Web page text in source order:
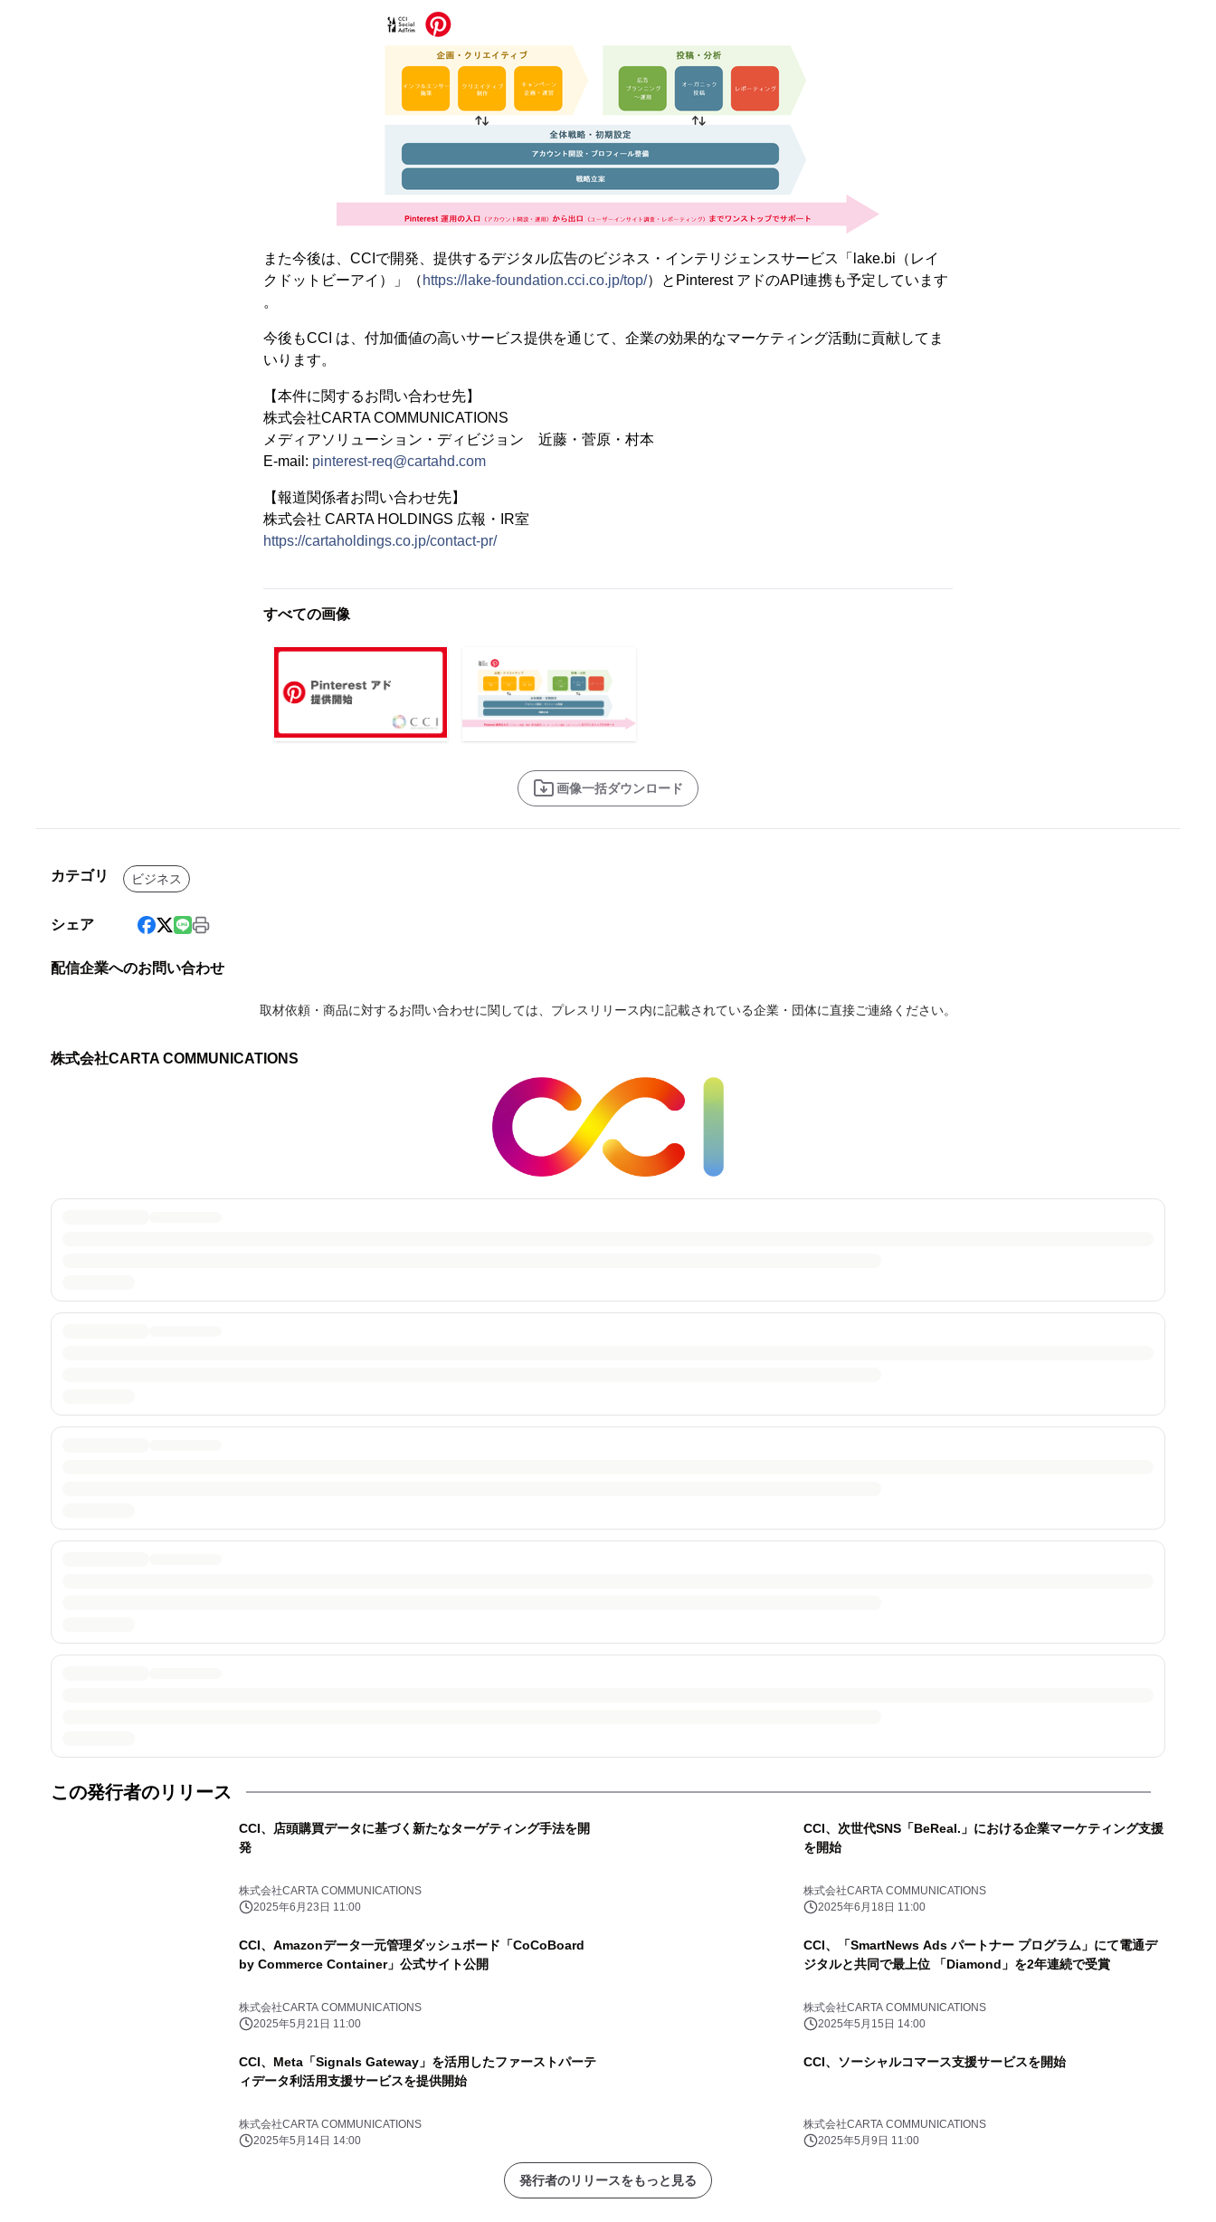
また今後は、CCIで開発、提供するデジタル広告のビジネス・インテリジェンスサービス「lake.bi（レイ
クドットビーアイ）」（ https://lake-foundation.cci.co.jp/top/）とPinterest アドのAPI連携も予定しています
。
今後もCCI は、付加価値の高いサービス提供を通じて、企業の効果的なマーケティング活動に貢献してま
いります。
【本件に関するお問い合わせ先】
株式会社CARTA COMMUNICATIONS
メディアソリューション・ディビジョン 近藤・菅原・村本
E-mail: pinterest-req@cartahd.com
【報道関係者お問い合わせ先】
株式会社 CARTA HOLDINGS 広報・IR室
https://cartaholdings.co.jp/contact-pr/
すべての画像
画像一括ダウンロード
カテゴリ ビジネス
シェア
配信企業へのお問い合わせ
取材依頼・商品に対するお問い合わせに関しては、プレスリリース内に記載されている企業・団体に直接ご連絡ください。
株式会社CARTA COMMUNICATIONS
この発行者のリリース
CCI、店頭購買データに基づく新たなターゲティング手法を開
発
株式会社CARTA COMMUNICATIONS
2025年6月23日 11:00
CCI、次世代SNS「BeReal.」における企業マーケティング支援
を開始
株式会社CARTA COMMUNICATIONS
2025年6月18日 11:00
CCI、Amazonデータ一元管理ダッシュボード「CoCoBoard
by Commerce Container」公式サイト公開
株式会社CARTA COMMUNICATIONS
2025年5月21日 11:00
CCI、「SmartNews Ads パートナー プログラム」にて電通デ
ジタルと共同で最上位 「Diamond」を2年連続で受賞
株式会社CARTA COMMUNICATIONS
2025年5月15日 14:00
CCI、Meta「Signals Gateway」を活用したファーストパーテ
ィデータ利活用支援サービスを提供開始
株式会社CARTA COMMUNICATIONS
2025年5月14日 14:00
CCI、ソーシャルコマース支援サービスを開始
株式会社CARTA COMMUNICATIONS
2025年5月9日 11:00
発行者のリリースをもっと見る